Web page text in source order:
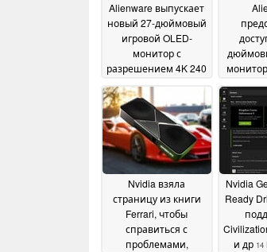
Alienware выпускает
новый 27-дюймовый
игровой OLED-
монитор с
разрешением 4K 240
166 PPI05 March 2025
Nvidia взяла
страницу из книги
Ferrari, чтобы
справиться с
проблемами,
Nvidia
Ready
и др 14